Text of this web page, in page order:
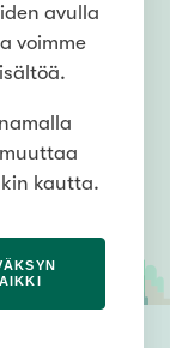
avulla
voimme
kautta.